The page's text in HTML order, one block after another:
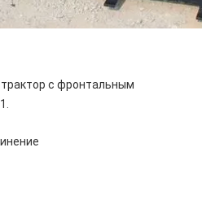
с фронтальным